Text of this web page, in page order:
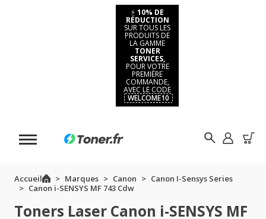
⚡ 10% DE
RÉDUCTION
SUR TOUS LES
PRODUITS DE
LA GAMME
TONER
SERVICES,
POUR VOTRE
PREMIÈRE
COMMANDE,
AVEC LE CODE
WELCOME10
Accueil Marques Canon
Canon I-Sensys Series
Canon i-SENSYS MF 743 Cdw
Toners Laser Canon i-SENSYS MF